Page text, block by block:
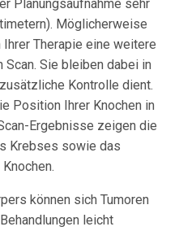
Planungsaufnahme sehr
Möglicherweise
Therapie eine weitere
Scan. Sie bleiben dabei in
Kontrolle dient.
Position Ihrer Knochen in
Ergebnisse zeigen die
Krebses sowie das
können sich Tumoren
leicht